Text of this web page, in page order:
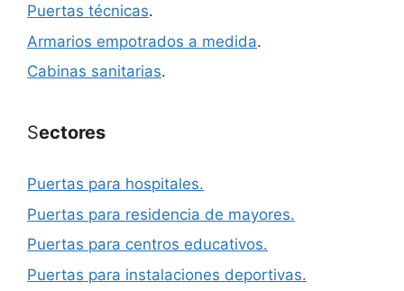
Puertas técnicas.
Armarios empotrados a medida.
Cabinas sanitarias.
Sectores
Puertas para hospitales.
Puertas para residencia de mayores.
Puertas para centros educativos.
Puertas para instalaciones deportivas.